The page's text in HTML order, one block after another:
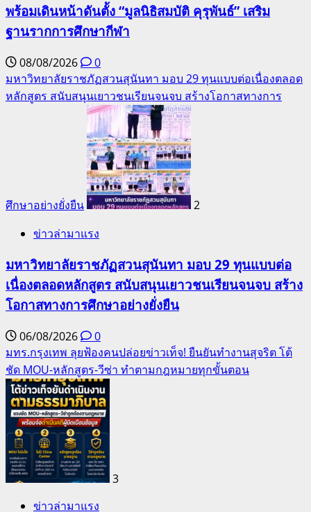
พร้อมเดินหน้าดันตั้ง “มูลนิธิสมบัติ คุรุพันธ์” เสริม
ฐานรากการศึกษากีฬา
08/08/2026
0
มหาวิทยาลัยราชภัฏสวนสุนันทา มอบ 29 ทุนแบบต่อเนื่องตลอด
หลักสูตร สนับสนุนเยาวชนเรียนจนจบ สร้างโอกาสทางการ
ศึกษาอย่างยั่งยืน
2
ข่าวล่ามาแรง
มหาวิทยาลัยราชภัฏสวนสุนันทา มอบ 29 ทุนแบบต่อ
เนื่องตลอดหลักสูตร สนับสนุนเยาวชนเรียนจนจบ สร้าง
โอกาสทางการศึกษาอย่างยั่งยืน
06/08/2026
0
มทร.กรุงเทพ ลุยฟ้องคนปล่อยข่าวเท็จ! ยืนยันทำงานสุจริต โต้
ชัด MOU-หลักสูตร-วีซ่า ทำตามกฎหมายทุกขั้นตอน
3
ข่าวล่ามาแรง